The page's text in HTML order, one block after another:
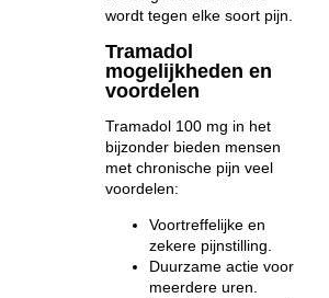
wordt tegen elke soort pijn.
Tramadol
mogelijkheden en
voordelen
Tramadol 100 mg in het
bijzonder bieden mensen
met chronische pijn veel
voordelen:
Voortreffelijke en
zekere pijnstilling.
Duurzame actie voor
meerdere uren.